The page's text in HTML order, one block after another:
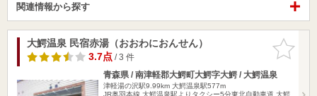
関連情報から探す
お気に入
りに追加
大鰐温泉 民宿赤湯（おおわにおんせん）
3.7点/ 3 件
青森県 / 南津軽郡大鰐町大鰐字大鰐 / 大鰐温泉
津軽湯の沢駅9.99km 大鰐温泉駅577m
JR奥羽本線 大鰐温泉駅よりタクシー5分東北自動車道 大鰐